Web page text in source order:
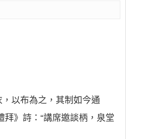
以布為之，其制如今通
拜》詩：“講席邀談柄，泉堂